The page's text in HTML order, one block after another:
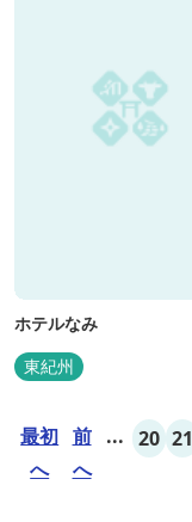
ホテルなみ
東紀州
最初
へ
前
へ
... 20 21